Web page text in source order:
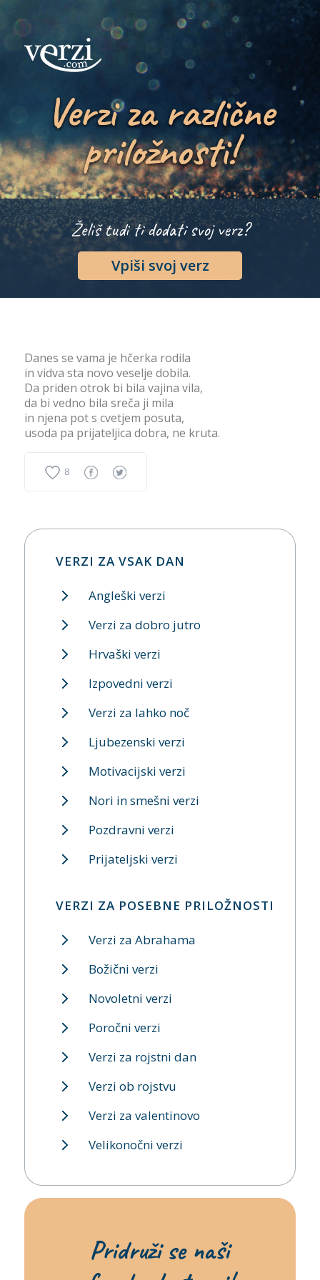
Verzi za različne
priložnosti!
Želiš tudi ti dodati svoj verz?
Vpiši svoj verz
Danes se vama je hčerka rodila
in vidva sta novo veselje dobila.
Da priden otrok bi bila vajina vila,
da bi vedno bila sreča ji mila
in njena pot s cvetjem posuta,
usoda pa prijateljica dobra, ne kruta.
8
VERZI ZA VSAK DAN
Angleški verzi
Verzi za dobro jutro
Hrvaški verzi
Izpovedni verzi
Verzi za lahko noč
Ljubezenski verzi
Motivacijski verzi
Nori in smešni verzi
Pozdravni verzi
Prijateljski verzi
VERZI ZA POSEBNE PRILOŽNOSTI
Verzi za Abrahama
Božični verzi
Novoletni verzi
Poročni verzi
Verzi za rojstni dan
Verzi ob rojstvu
Verzi za valentinovo
Velikonočni verzi
Pridruži se naši